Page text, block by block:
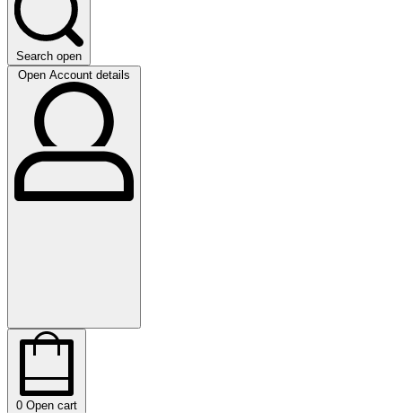
Search open
Open Account details
0 Open cart